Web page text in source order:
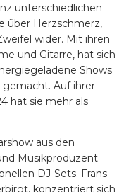
unterschiedlichen
über Herzschmerz,
wider. Mit ihren
und Gitarre, hat sich
Shows
Auf ihrer
hat sie mehr als
aus den
Musikproduzent
DJ-Sets. Frans
konzentriert sich